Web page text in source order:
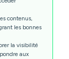
contenus,
les bonnes
la visibilité
aux